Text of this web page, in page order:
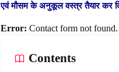
एवं मौसम के अनुकूल वस्त्र तैयार कर
Error: Contact form not found.
Contents